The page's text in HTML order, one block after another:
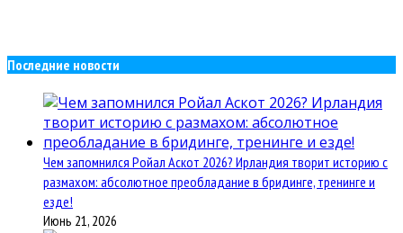
Последние новости
Чем запомнился Ройал Аскот 2026? Ирландия творит историю с
размахом: абсолютное преобладание в бридинге, тренинге и
езде!
Июнь 21, 2026